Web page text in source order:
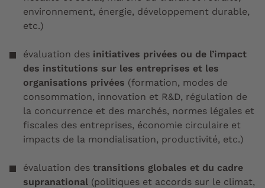
environnement, énergie, développement durable,
etc.)
évaluation des initiatives privées ou de l’impact
des institutions sur les entreprises et les
organisations privées (formation, modes de
consommation, innovation et R&D, régulation de
la concurrence et des marchés, normes légales et
fiscales des entreprises, économie circulaire et
impacts de la mondialisation, productivité, etc.)
évaluation des transitions globales et du cadre
supranational (politiques et accords sur le climat,